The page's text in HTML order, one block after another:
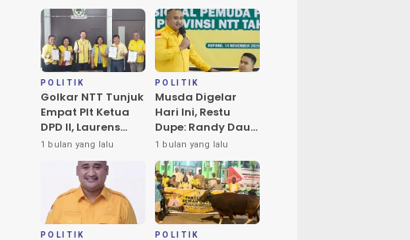
POLITIK
Golkar NTT Tunjuk
Empat Plt Ketua
DPD II, Laurens
Leba Tukan Pimpin
Flores Timur
1 bulan yang lalu
POLITIK
Musda Digelar
Hari Ini, Restu
Dupe: Randy Daud
Calon Tunggal
Ketua DPD II
Golkar Kota
Kupang
1 bulan yang lalu
POLITIK POLITIK